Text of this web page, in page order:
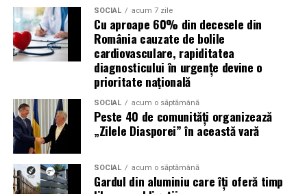
Strada Camille Flammarion nr. 2A, bloc AN11, ap. 16.
Evaluare inițială– anamneză, istoricul medical,
evaluarea simptomelor respiratorii.
Plan de tratament– se stabilesc numărul de
ședinţe recomandate (de exemplu 20 pentru un
curs complet în cazul astmului).
Ședințe de inhalare în camera AREC– participi la
ședințe regulate, inhalezi aer cu particule de sare
Monitorizare și ajustare– evaluări periodice
SOCIAL acum 7 zile
Cu aproape 60% din decesele din
România cauzate de bolile
cardiovasculare, rapiditatea
diagnosticului în urgențe devine o
prioritate națională
SOCIAL acum o săptămână
Peste 40 de comunități organizează
„Zilele Diasporei” în această vară
SOCIAL acum o săptămână
Gardul din aluminiu care îți oferă timp